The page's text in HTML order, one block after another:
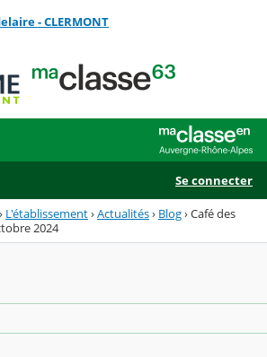
- CLERMONT
Se connecter
› L'établissement›Actualités› Blog›Café des
2024